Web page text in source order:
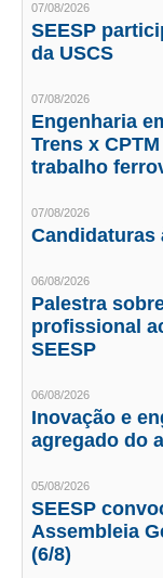
CRESCE BRASIL
HISTÓRICO E
COMPOSIÇÃO
CONSELHOS
NÚCLEO DA
TRANSPARÊNCIA
JURÍDICO
CONSULTORIA
ACORDOS,
CONTRIBUIÇÕES
CONTRIBUIÇÃO
07/08/2026
SEESP
da USCS
07/08/2026
Engenharia
Trens x
trabalho
07/08/2026
Candidaturas
06/08/2026
Palestra
profissional
SEESP
06/08/2026
Inovação e
agregado do
05/08/2026
SEESP
Assembleia
(6/8)